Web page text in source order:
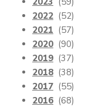
2022 (52)
2021 (57)
2020 (90)
2019 (37)
2018 (38)
2017 (55)
2016 (68)